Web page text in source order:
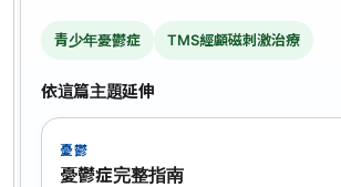
青少年憂鬱症 TMS經顱磁刺激治療
依這篇主題延伸
憂鬱
憂鬱症完整指南